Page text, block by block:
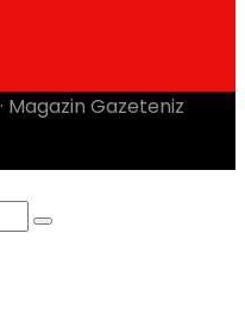
· Magazin Gazeteniz